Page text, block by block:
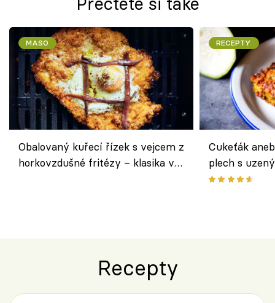
MASO
Obalovaný kuřecí řízek s vejcem z
horkovzdušné fritézy – klasika v
RECEPTY
Cukeťák
plech s
způsob, jak
Recepty